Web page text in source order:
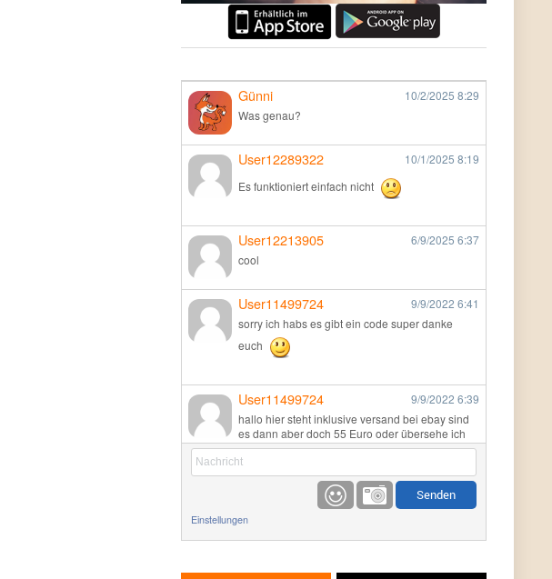
Günni 10/2/2025 8:29
Was genau?
User12289322 10/1/2025 8:19
Es funktioniert einfach nicht
User12213905 6/9/2025 6:37
cool
User11499724 9/9/2022 6:41
sorry ich habs es gibt ein code super danke
euch
User11499724 9/9/2022 6:39
hallo hier steht inklusive versand bei ebay sind
es dann aber doch 55 Euro oder übersehe ich
etwas
9/1/20226:17
Ich glaube du hast den Sinn eines
Schnäppchenblogs noch immer nicht
Einstellungen